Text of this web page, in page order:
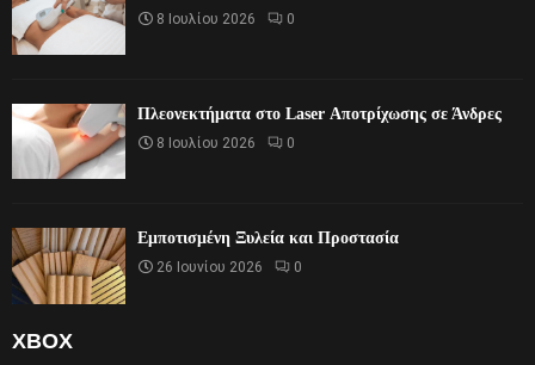
8 Ιουλίου 2026 0
Πλεονεκτήματα στο Laser Αποτρίχωσης σε Άνδρες
8 Ιουλίου 2026 0
Εμποτισμένη Ξυλεία και Προστασία
26 Ιουνίου 2026 0
XBOX